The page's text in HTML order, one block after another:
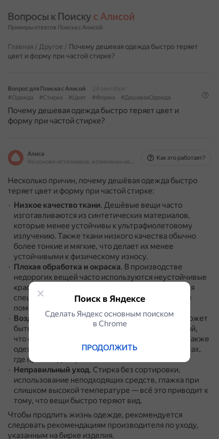
Вопросы к Поиску с Алисой
Примеры ответов Поиска с Алисой
Главная / Другое / Почему дешевая одежда быстро теряет
цвет и форму при частой стирке?
Вопрос для Поиска с Алисой
24 сентября
#Одежда
#Стирка #Цвет #Форма #ДешеваяОдежда
Почему дешевая одежда быстро теряет цвет и
форму при частой стирке?
Алиса
На основе источников, возможны неточности
Как это работает?
Несколько причин, почему дешёвая одежда быстро
теряет цвет и форму при частой стирке:
Низкое качество ткани. Дешёвые вещи часто
изготавливаются из синтетических материалов,
которые менее устойчивы к ультрафиолетовому
излучению. Также ткани низкого качества обычно
более тонкие и мягкие, что делает их менее
устойчивыми к физическому износу.
Плохая обработка и окраска. В производстве
недорогих вещей часто используются неустойчивые
красители.
Также ткани могут не обрабатываться
специальными защитными средствами, которые
помогают сохранить яркость цвета.
Воздействие внешней среды.Дешёвая ткань может
быть более проницаемой для влаги и загрязнений,
что способствует быстрому износу красителя.
Также
одежда быстрее изнашивается, особенно в местах,
где происходит трение.
Неправильный уход. Стирка без сортировки,
использование неподходящих средств, глажка при
слишком высокой температуре — всё это приводит к
тому, что вещи быстро теряют вид.
Чтобы продлить жизнь одежде, рекомендуется
следовать рекомендациям производителя по уходу,
указанным на бирке изделия.
Поиск в Яндексе
Сделать Яндекс основным поиском
в Сhrome
ПРОДОЛЖИТЬ